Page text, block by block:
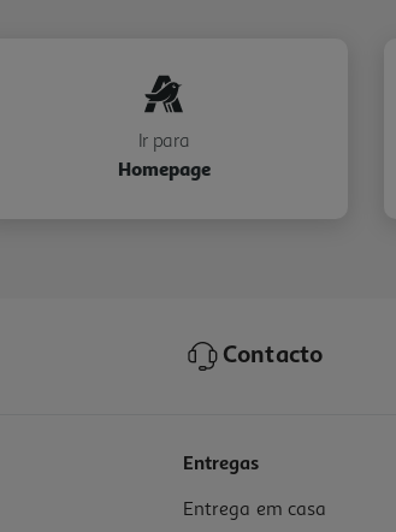
Ir para
Homepage
Contacto
Entregas
Entrega em casa